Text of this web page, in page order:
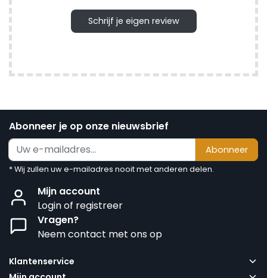
Schrijf je eigen review
Abonneer je op onze nieuwsbrief
Abonneer
* Wij zullen uw e-mailadres nooit met anderen delen.
Mijn account
Login of registreer
Vragen?
Neem contact met ons op
Klantenservice